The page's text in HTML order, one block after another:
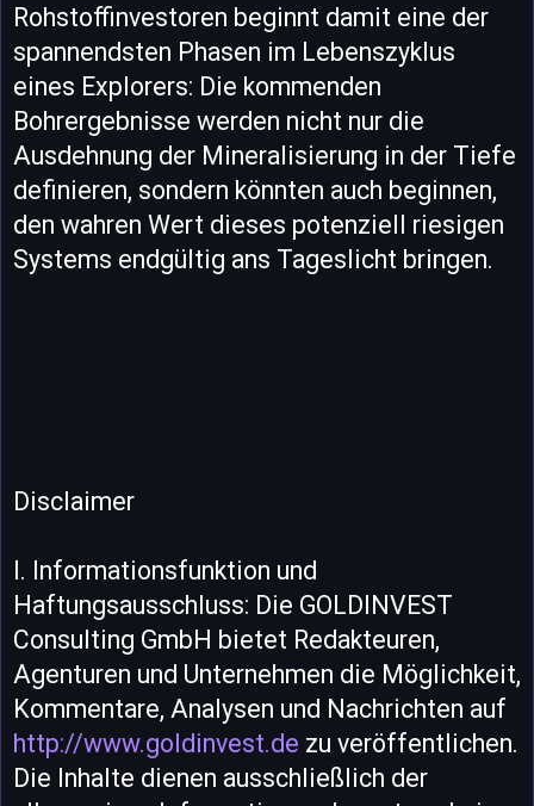
Rohstoffinvestoren beginnt damit eine der
spannendsten Phasen im Lebenszyklus
eines Explorers: Die kommenden
Bohrergebnisse werden nicht nur die
Ausdehnung der Mineralisierung in der Tiefe
definieren, sondern könnten auch beginnen,
den wahren Wert dieses potenziell riesigen
Systems endgültig ans Tageslicht bringen.
Disclaimer
I. Informationsfunktion und
Haftungsausschluss: Die GOLDINVEST
Consulting GmbH bietet Redakteuren,
Agenturen und Unternehmen die Möglichkeit,
Kommentare, Analysen und Nachrichten auf
http://www.goldinvest.de zu veröffentlichen.
Die Inhalte dienen ausschließlich der